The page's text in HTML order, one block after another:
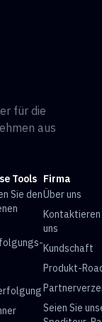
für die
aus
Tools
Sie den
Firma
Über uns
Kontaktieren
uns
Kundschaft
Produkt-
Seien Sie